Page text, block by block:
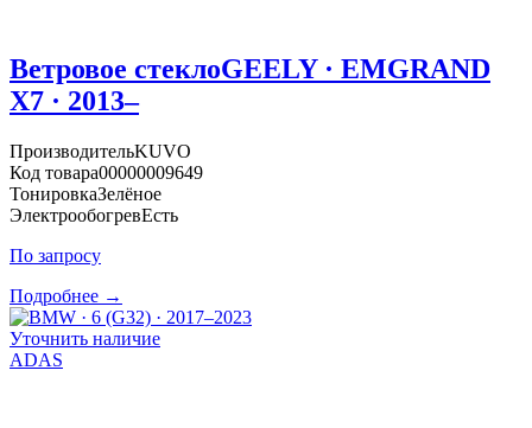
Ветровое стеклоGEELY · EMGRAND
X7 · 2013–
ПроизводительKUVO
Код товара00000009649
ТонировкаЗелёное
ЭлектрообогревЕсть
По запросу
Подробнее →
Уточнить наличие
ADAS